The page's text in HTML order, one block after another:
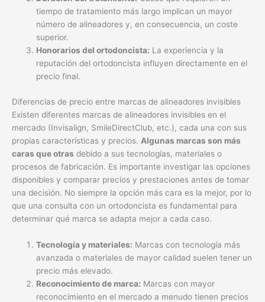
tiempo de tratamiento más largo implican un mayor
número de alineadores y, en consecuencia, un coste
superior.
Honorarios del ortodoncista: La experiencia y la
reputación del ortodoncista influyen directamente en el
precio final.
Diferencias de precio entre marcas de alineadores invisibles
Existen diferentes marcas de alineadores invisibles en el
mercado (Invisalign, SmileDirectClub, etc.), cada una con sus
propias características y precios. Algunas marcas son más
caras que otras debido a sus tecnologías, materiales o
procesos de fabricación. Es importante investigar las opciones
disponibles y comparar precios y prestaciones antes de tomar
una decisión. No siempre la opción más cara es la mejor, por lo
que una consulta con un ortodoncista es fundamental para
determinar qué marca se adapta mejor a cada caso.
Tecnología y materiales: Marcas con tecnología más
avanzada o materiales de mayor calidad suelen tener un
precio más elevado.
Reconocimiento de marca: Marcas con mayor
reconocimiento en el mercado a menudo tienen precios